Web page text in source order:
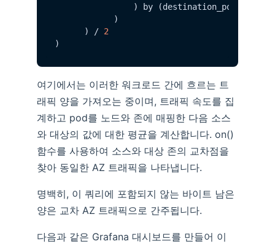
) by (destination_podname,
            )
      ) /
2
여기에서는 이러한 워크로드 간에 흐르는 트
래픽 양을 가져오는 중이며, 트래픽 속도를 집
계하고 pod를 노드와 존에 매핑한 다음 소스
와 대상의 값에 대한 평균을 계산합니다. on()
함수를 사용하여 소스와 대상 존의 교차점을
찾아 동일한 AZ 트래픽을 나타냅니다.
명백히, 이 쿼리에 포함되지 않는 바이트 남은
양은 교차 AZ 트래픽으로 간주됩니다.
다음과 같은 Grafana 대시보드를 만들어 이